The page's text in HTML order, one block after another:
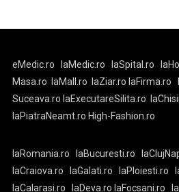
eMedic.ro laMedic.ro laSpital.ro
Masa.ro
laMall.ro laZiar.ro laFirma.ro
Suceava.ro laExecutareSilita.ro
laPiatraNeamt.ro High-Fashion.ro
laRomania.ro laBucuresti.ro
laCraiova.ro
laGalati.ro laPloiesti.ro
laCalarasi.ro
laDeva.ro laFocsani.ro